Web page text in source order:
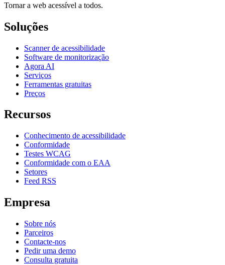
Tornar a web acessível a todos.
Soluções
Scanner de acessibilidade
Software de monitorização
Agora AI
Serviços
Ferramentas gratuitas
Preços
Recursos
Conhecimento de acessibilidade
Conformidade
Testes WCAG
Conformidade com o EAA
Setores
Feed RSS
Empresa
Sobre nós
Parceiros
Contacte-nos
Pedir uma demo
Consulta gratuita